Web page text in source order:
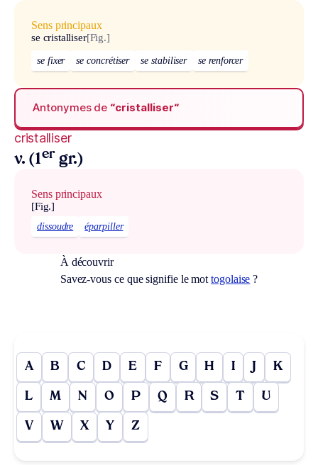
Sens principaux
se cristalliser[Fig.]
se fixer se concrétiser se stabiliser se renforcer
Antonymes de “cristalliser“
cristalliser
v. (1er gr.)
Sens principaux
[Fig.]
dissoudre éparpiller
À découvrir
Savez-vous ce que signifie le mottogolaise ?
A B C D E F G H I J K
L M N O P Q R S T U
V W X Y Z